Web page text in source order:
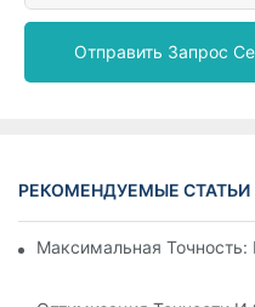
Отправить Запрос
РЕКОМЕНДУЕМЫЕ СТАТЬИ
Максимальная